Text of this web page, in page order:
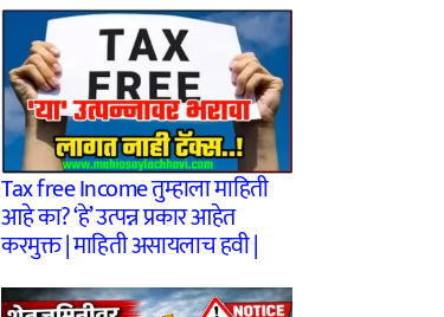
Tax free Income तुम्हाला माहिती
आहे का? ‘हे’ उत्पन्न प्रकार आहेत
करमुक्त | माहिती असायलाच हवी |